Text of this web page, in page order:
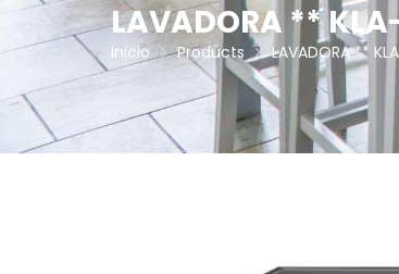
LAVADORA **
Inicio Products LAVADORA **